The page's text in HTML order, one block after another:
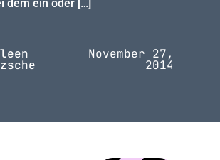
dem ein oder […]
November 27,
2014